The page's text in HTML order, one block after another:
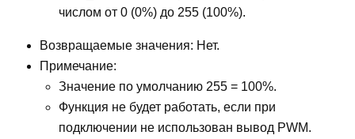
числом от 0 (0%) до 255 (100%).
Возвращаемые значения: Нет.
Примечание:
Значение по умолчанию 255 = 100%.
Функция не будет работать, если при
подключении не использован вывод PWM.